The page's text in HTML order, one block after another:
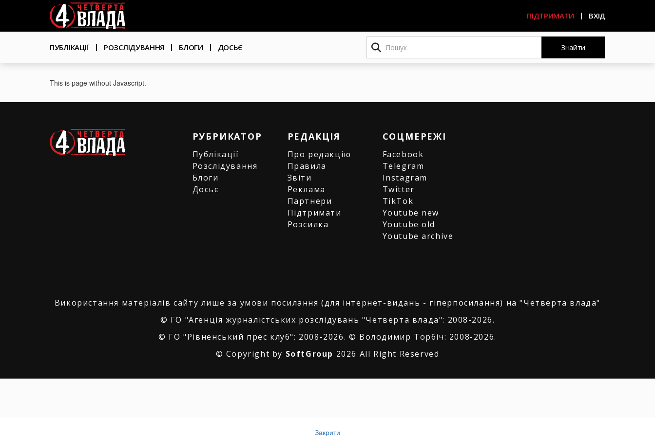
вмісту
User
account
menu
ПІДТРИМАТИ ВХІД
Основна
навіґація
ПУБЛІКАЦІЇ РОЗСЛІДУВАННЯ БЛОГИ ДОСЬЄ
Пошук
Знайти
This is page without Javascript.
РУБРИКАТОР
Публікації
Розслідування
Блоги
Досьє
РЕДАКЦІЯ
Про редакцію
Правила
Звіти
Реклама
Партнери
Підтримати
Розсилка
СОЦМЕРЕЖІ
Facebook
Telegram
Instagram
Twitter
TikTok
Youtube new
Youtube old
Youtube archive
Використання матеріалів сайту лише за умови посилання (для інтернет-видань - гіперпосилання) на "Четверта влада"
© ГО "Агенція журналістських розслідувань "Четверта влада": 2008-2026.
© ГО "Рівненський прес клуб": 2008-2026. © Володимир Торбіч: 2008-2026.
© Copyright by SoftGroup 2026 All Right Reserved
Закрити